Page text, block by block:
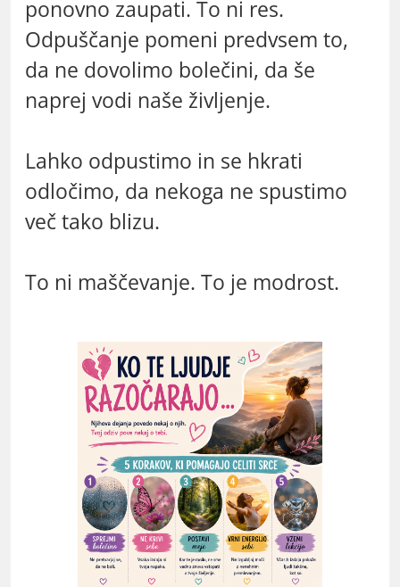
ponovno zaupati. To ni res.
Odpuščanje pomeni predvsem to,
da ne dovolimo bolečini, da še
naprej vodi naše življenje.
Lahko odpustimo in se hkrati
odločimo, da nekoga ne spustimo
več tako blizu.
To ni maščevanje. To je modrost.